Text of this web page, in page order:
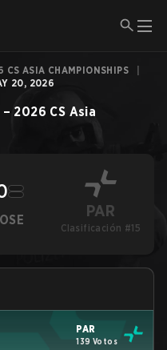
CS ASIA CHAMPIONSHIPS
20, 2026
– 2026 CS Asia
PAR
Clasificación #15
PAR
139 Votos